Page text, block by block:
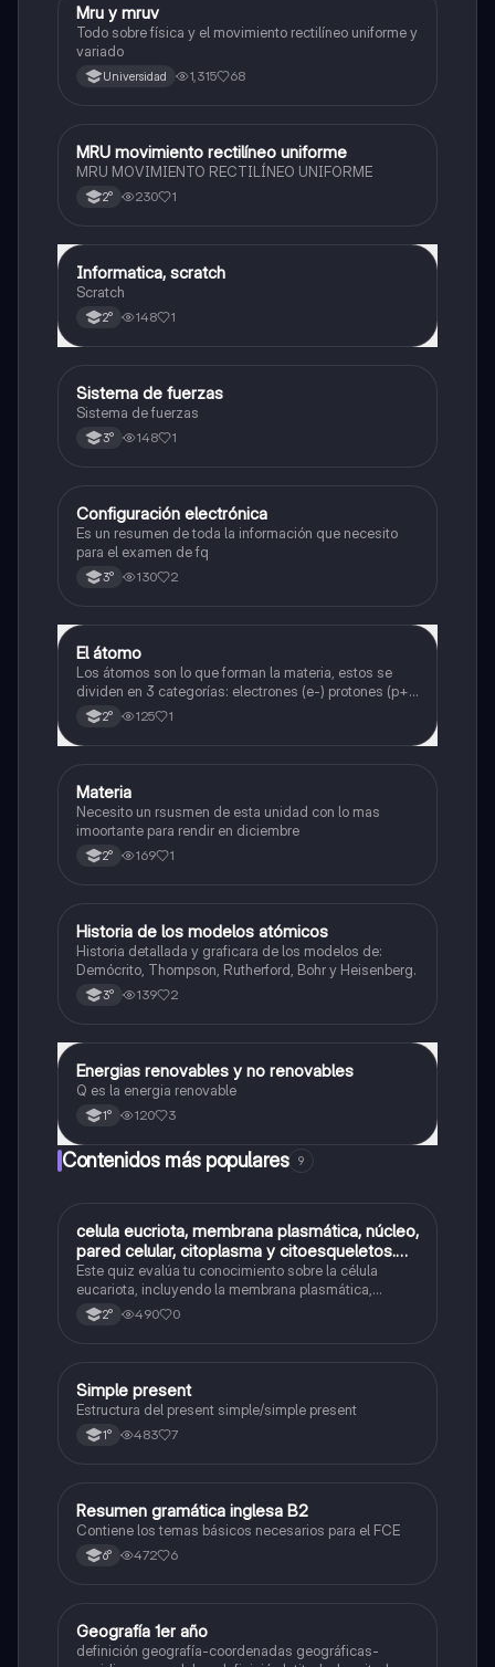
Física
Mru y mruv
Todo sobre física y el movimiento rectilíneo uniforme y
variado
Universidad 1,315 68
Física
MRU movimiento rectilíneo uniforme
MRU MOVIMIENTO RECTILÍNEO UNIFORME
2° 230 1
Física
Informatica, scratch
Scratch
2° 148 1
Física
Sistema de fuerzas
Sistema de fuerzas
3° 148 1
Física
Configuración electrónica
Es un resumen de toda la información que necesito
para el examen de fq
3° 130 2
Física
El átomo
Los átomos son lo que forman la materia, estos se
dividen en 3 categorías: electrones (e-) protones (p+)
y neutrones (n⁰).
2° 125 1
Física
Materia
Necesito un rsusmen de esta unidad con lo mas
imoortante para rendir en diciembre
2° 169 1
Física
Historia de los modelos atómicos
Historia detallada y graficara de los modelos de:
Demócrito, Thompson, Rutherford, Bohr y Heisenberg.
3° 139 2
Física
Energias renovables y no renovables
Q es la energia renovable
1° 120 3
Contenidos más populares 9
CBiología
celula eucriota, membrana plasmática, núcleo,
pared celular, citoplasma y citoesqueletos.
nombre se las partes de la celula eucariota
Este quiz evalúa tu conocimiento sobre la célula
eucariota, incluyendo la membrana plasmática,
núcleo, pared celular, citoplasma y citoesqueleto.
2° 490 0
Inglés
Simple present
Estructura del present simple/simple present
1° 483 7
Inglés
Resumen gramática inglesa B2
Contiene los temas básicos necesarios para el FCE
6° 472 6
Geografía
Geografía 1er año
definición geografía-coordenadas geográficas-